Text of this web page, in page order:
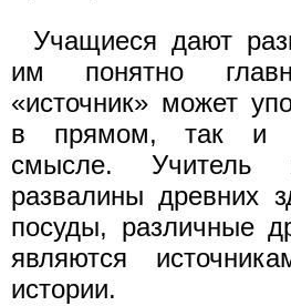
Учащиеся дают
им понятно
«источник» может
в прямом, так и
смысле. Учитель
развалины древних
посуды, различные
являются
истории.